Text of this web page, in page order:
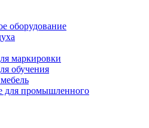
оборудование
маркировки
обучения
для промышленного